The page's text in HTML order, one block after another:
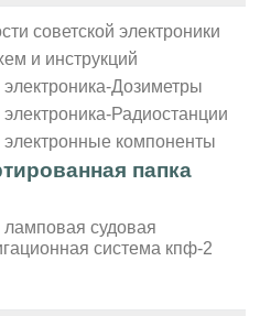
советской электроники
и инструкций
электроника-Дозиметры
Радиостанции
электронные компоненты
папка
ламповая судовая
система кпф-2